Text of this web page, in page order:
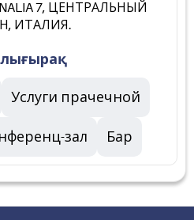
7, ЦЕНТРАЛЬНЫЙ
ИТАЛИЯ.
Услуги прачечной
зал Бар